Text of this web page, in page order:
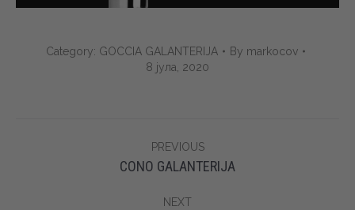
Category: GOCCIA GALANTERIJA By markocov
8 јула, 2020
PREVIOUS
Previous
CONO GALANTERIJA
NEXT